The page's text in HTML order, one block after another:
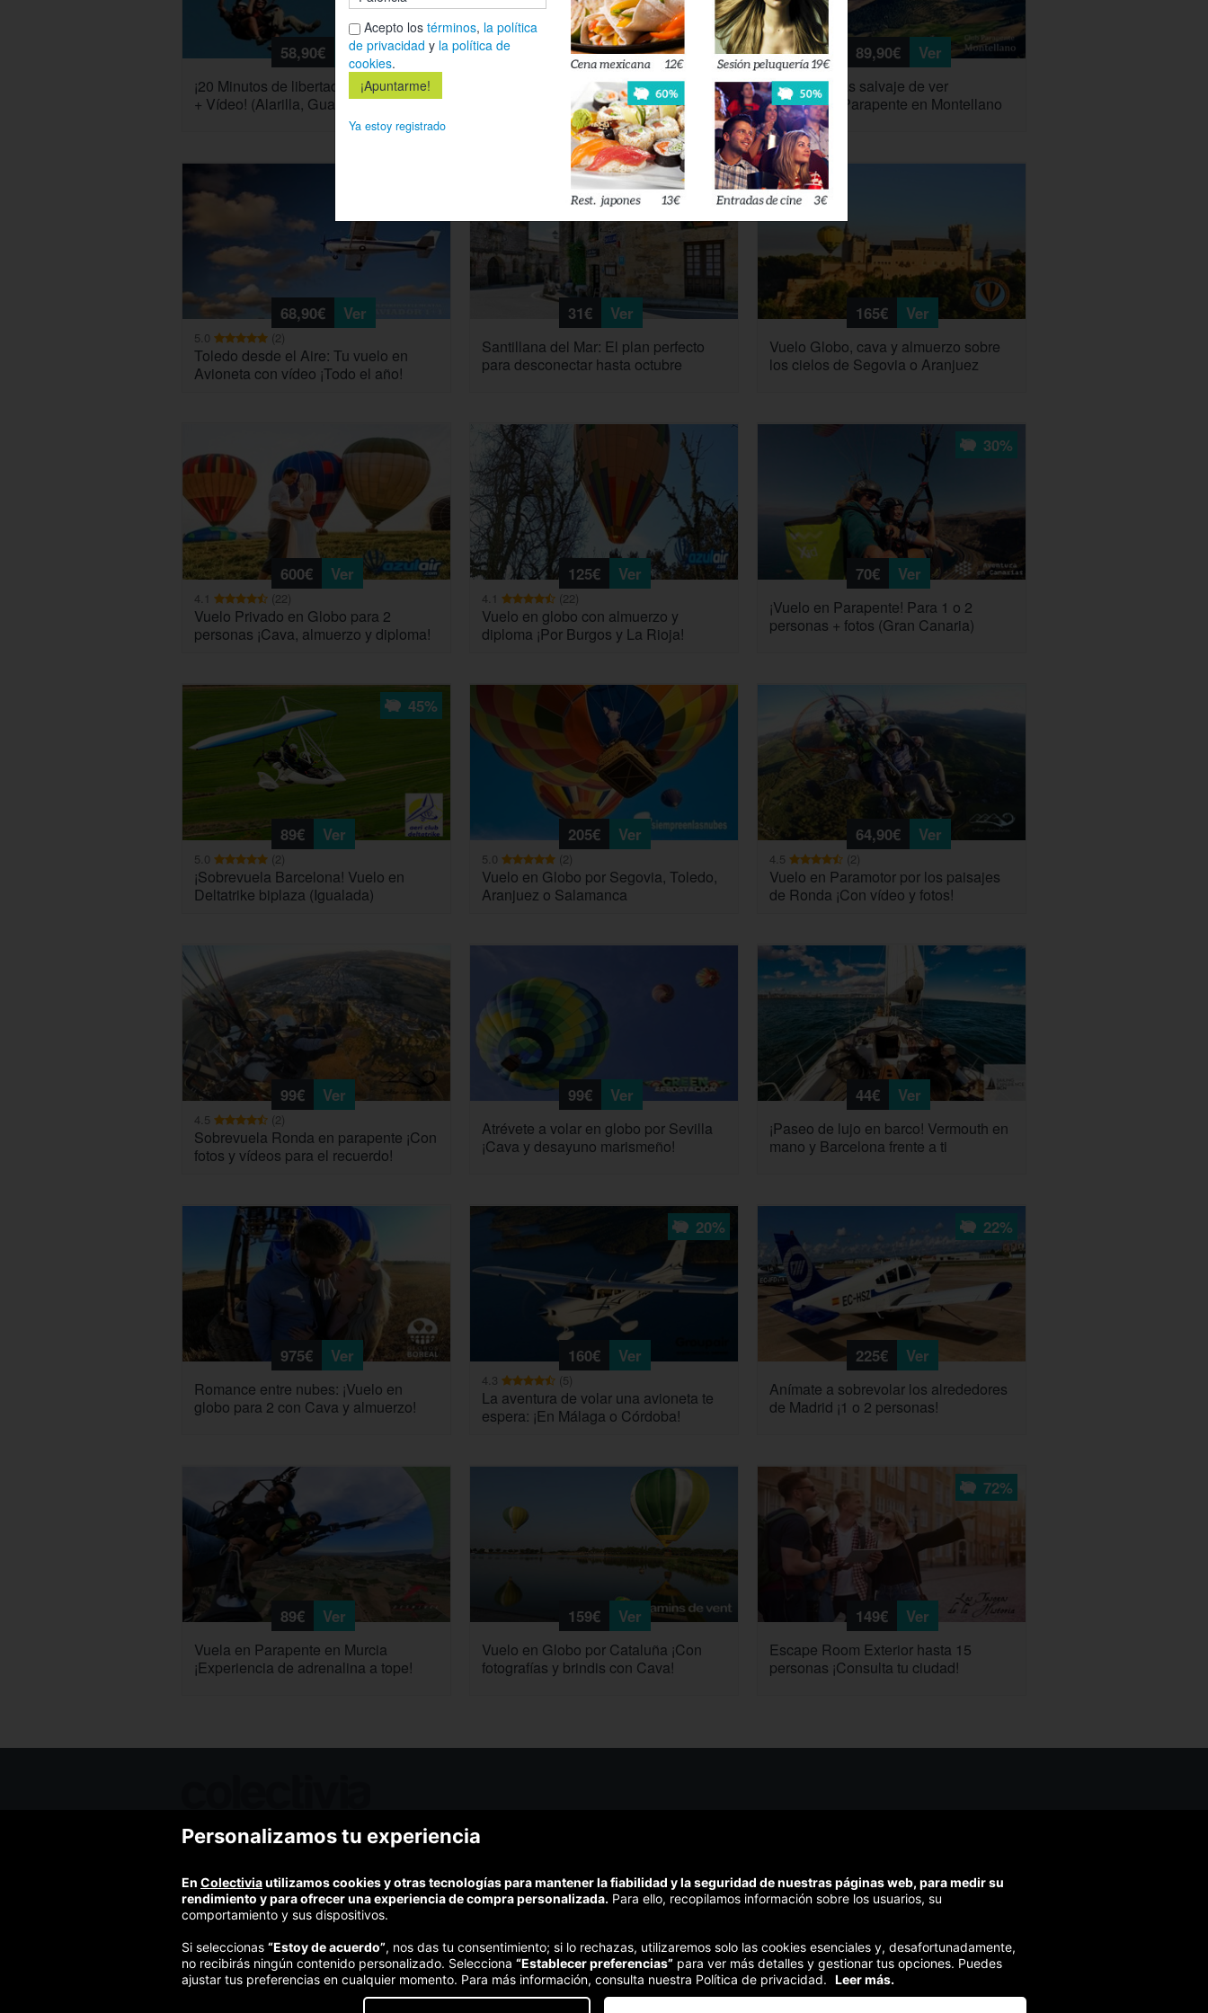
58,90€ Ver
¡20 Minutos de libertad en Parapente
+ Vídeo! (Alarilla, Guadalajara)
39,90€ Ver
Conviértete en piloto de autogiro y
vuela libre ¡Madrid desde el aire!
89,90€ Ver
La forma más salvaje de ver
Andalucía: Parapente en Montellano
68,90€ Ver
5.0 (2)
Toledo desde el Aire: Tu vuelo en
Avioneta con vídeo ¡Todo el año!
27%
31€ Ver
Santillana del Mar: El plan perfecto
para desconectar hasta octubre
165€ Ver
Vuelo Globo, cava y almuerzo sobre
los cielos de Segovia o Aranjuez
600€ Ver
4.1 (22)
Vuelo Privado en Globo para 2
personas ¡Cava, almuerzo y diploma!
125€ Ver
4.1 (22)
Vuelo en globo con almuerzo y
diploma ¡Por Burgos y La Rioja!
30%
70€ Ver
¡Vuelo en Parapente! Para 1 o 2
personas + fotos (Gran Canaria)
45%
89€ Ver
5.0 (2)
¡Sobrevuela Barcelona! Vuelo en
Deltatrike biplaza (Igualada)
205€ Ver
5.0 (2)
Vuelo en Globo por Segovia, Toledo,
Aranjuez o Salamanca
64,90€ Ver
4.5 (2)
Vuelo en Paramotor por los paisajes
de Ronda ¡Con vídeo y fotos!
99€ Ver
4.5 (2)
Sobrevuela Ronda en parapente ¡Con
fotos y vídeos para el recuerdo!
99€ Ver
Atrévete a volar en globo por Sevilla
¡Cava y desayuno marismeño!
44€ Ver
¡Paseo de lujo en barco! Vermouth en
mano y Barcelona frente a ti
975€ Ver
Romance entre nubes: ¡Vuelo en
globo para 2 con Cava y almuerzo!
20%
160€ Ver
4.3 (5)
La aventura de volar una avioneta te
espera: ¡En Málaga o Córdoba!
22%
225€ Ver
Anímate a sobrevolar los alrededores
de Madrid ¡1 o 2 personas!
89€ Ver
Vuela en Parapente en Murcia
¡Experiencia de adrenalina a tope!
159€ Ver
Vuelo en Globo por Cataluña ¡Con
fotografías y brindis con Cava!
72%
149€ Ver
Escape Room Exterior hasta 15
personas ¡Consulta tu ciudad!
Ofertas de hoy
Términos y condiciones
Política de privacidad y aviso legal
Política de cookies
¿Cómo funciona Colectivia?
Trabaja con nosotros
Estudio turismo de verano 2020
(Te respondemos en menos de 48h)
Compra segura
Personalizamos tu experiencia
En Colectiviautilizamos cookies y otras tecnologías para mantener la fiabilidad y la seguridad de nuestras páginas web, para medir su
rendimiento y para ofrecer una experiencia de compra personalizada. Para ello, recopilamos información sobre los usuarios, su
comportamiento y sus dispositivos.
Si seleccionas “Estoy de acuerdo”, nos das tu consentimiento; si lo rechazas, utilizaremos solo las cookies esenciales y, desafortunadamente,
no recibirás ningún contenido personalizado. Selecciona “Establecer preferencias” para ver más detalles y gestionar tus opciones. Puedes
ajustar tus preferencias en cualquier momento. Para más información, consulta nuestra Política de privacidad. Leer más.
Acepto los términos, la política
de privacidad y la política de
cookies.
Ya estoy registrado